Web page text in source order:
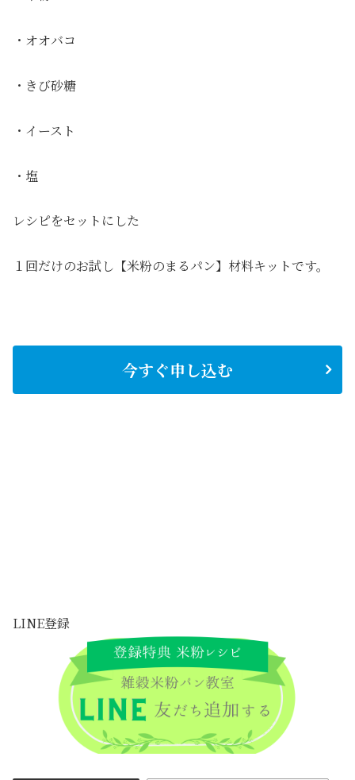
・オオバコ
・きび砂糖
・イースト
・塩
レシピをセットにした
１回だけのお試し【米粉のまるパン】材料キットです。
今すぐ申し込む
LINE登録